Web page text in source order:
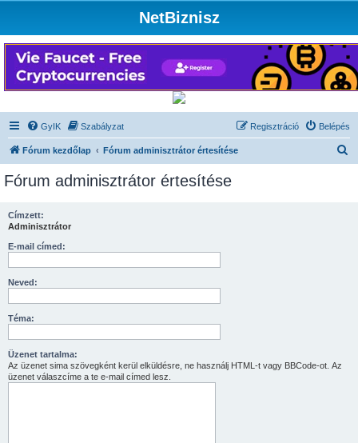
NetBiznisz
GyIK Szabályzat Belépés
Regisztráció
Fórum kezdőlap Fórum adminisztrátor értesítése
Fórum adminisztrátor értesítése
Címzett:
Adminisztrátor
E-mail címed:
Neved:
Téma:
Üzenet tartalma:
Az üzenet sima szövegként kerül elküldésre, ne használj HTML-t vagy BBCode-ot. Az
üzenet válaszcíme a te e-mail címed lesz.